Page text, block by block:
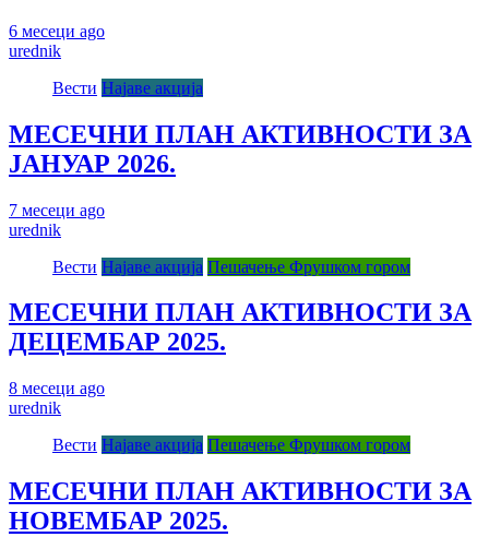
6 месеци ago
urednik
Вести Најаве акција
МЕСЕЧНИ ПЛАН АКТИВНОСТИ ЗА
ЈАНУАР 2026.
7 месеци ago
urednik
Вести Најаве акција Пешачење Фрушком гором
МЕСЕЧНИ ПЛАН АКТИВНОСТИ ЗА
ДЕЦЕМБАР 2025.
8 месеци ago
urednik
Вести Најаве акција Пешачење Фрушком гором
МЕСЕЧНИ ПЛАН АКТИВНОСТИ ЗА
НОВЕМБАР 2025.